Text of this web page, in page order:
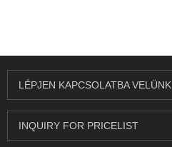
LÉPJEN KAPCSOLATBA VELÜNK
INQUIRY FOR PRICELIST